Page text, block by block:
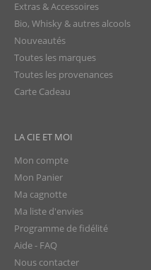
Extras & Accessoires
Bio, Whisky & autres alcools
Nouveautés
Toutes les marques
Toutes les provenances
Carte Cadeau
LA CIE ET MOI
Mon compte
Mon Panier
Ma cagnotte
Ma liste d'envies
Programme de fidélité
Aide - FAQ
Nous contacter